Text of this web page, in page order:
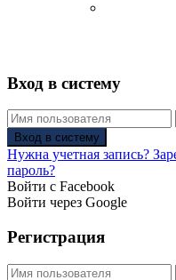
Вход в систему
Вход в систему
Нужна учетная запись?
пароль?
Войти с Facebook
Войти через Google
Регистрация